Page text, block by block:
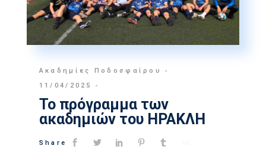
Ακαδημίες Ποδοσφαίρου
11/04/2025
Το πρόγραμμα των
ακαδημιών του ΗΡΑΚΛΗ
Share